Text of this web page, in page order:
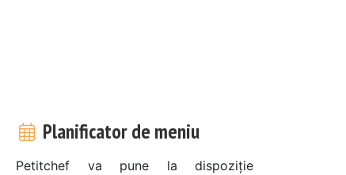
Planificator de meniu
Petitchef va pune la dispoziție